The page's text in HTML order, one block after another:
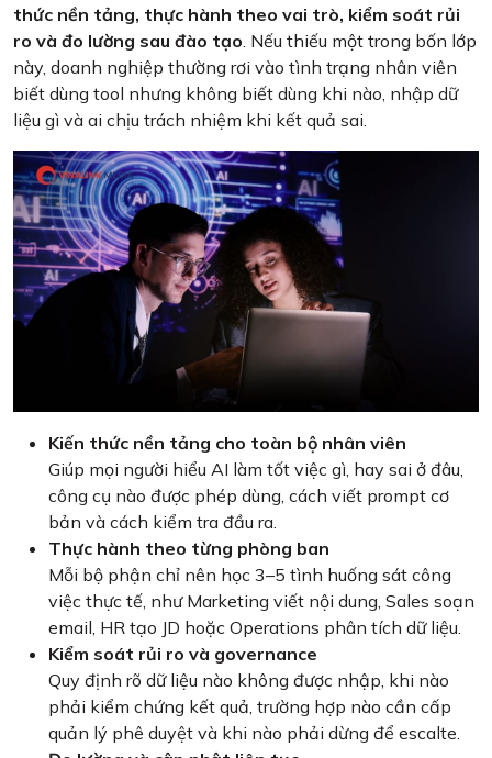
thức nền tảng, thực hành theo vai trò, kiểm soát rủi
ro và đo lường sau đào tạo . Nếu thiếu một trong bốn lớp
này, doanh nghiệp thường rơi vào tình trạng nhân viên
biết dùng tool nhưng không biết dùng khi nào, nhập dữ
liệu gì và ai chịu trách nhiệm khi kết quả sai.
Kiến thức nền tảng cho toàn bộ nhân viên
Giúp mọi người hiểu AI làm tốt việc gì, hay sai ở đâu,
công cụ nào được phép dùng, cách viết prompt cơ
bản và cách kiểm tra đầu ra.
Thực hành theo từng phòng ban
Mỗi bộ phận chỉ nên học 3–5 tình huống sát công
việc thực tế, như Marketing viết nội dung, Sales soạn
email, HR tạo JD hoặc Operations phân tích dữ liệu.
Kiểm soát rủi ro và governance
Quy định rõ dữ liệu nào không được nhập, khi nào
phải kiểm chứng kết quả, trường hợp nào cần cấp
quản lý phê duyệt và khi nào phải dừng để escalte.